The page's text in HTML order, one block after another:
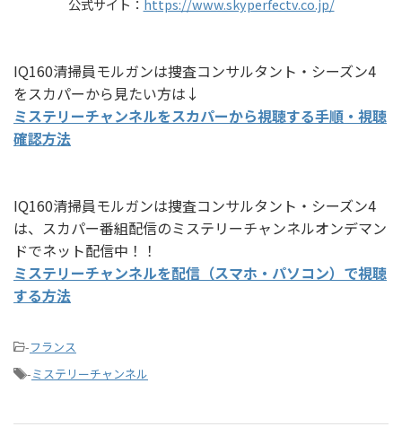
公式サイト： https://www.skyperfectv.co.jp/
IQ160清掃員モルガンは捜査コンサルタント・シーズン4
をスカパーから見たい方は↓
ミステリーチャンネルをスカパーから視聴する手順・視聴
確認方法
IQ160清掃員モルガンは捜査コンサルタント・シーズン4
は、スカパー番組配信のミステリーチャンネルオンデマン
ドでネット配信中！！
ミステリーチャンネルを配信（スマホ・パソコン）で視聴
する方法
-フランス
-ミステリーチャンネル